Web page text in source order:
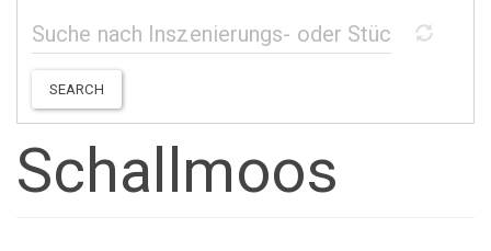
SEARCH
Schallmoos